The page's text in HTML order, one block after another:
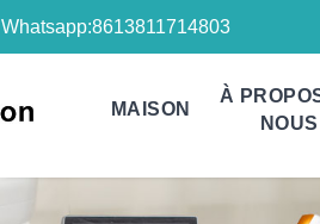
Whatsapp:8613811714803
MAISON
À
NOUS